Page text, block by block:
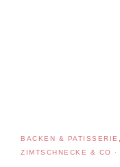
BACKEN & PATISSERIE
ZIMTSCHNECKE & CO
·